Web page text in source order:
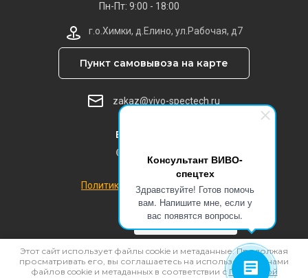
Консультант ВИВО-
спецтех
Здравствуйте! Готов помочь
вам. Напишите мне, если у
вас появятся вопросы.
ВИВО-спецтех
© 2019 - 2026
Политика конфиденциальности
Пн-Пт: 9:00 - 18:00
г.о.Химки, д.Елино, ул.Рабочая, д7
Пункт самовывоза на карте
zakaz@vivo-spectech.ru
Этот сайт использует файлы cookie и метаданные. Продолжая
просматривать его, вы соглашаетесь на использование нами
файлов cookie и метаданных в соответствии с Политикой